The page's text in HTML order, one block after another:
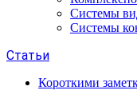
Системы
Системы
Статьи
Короткими